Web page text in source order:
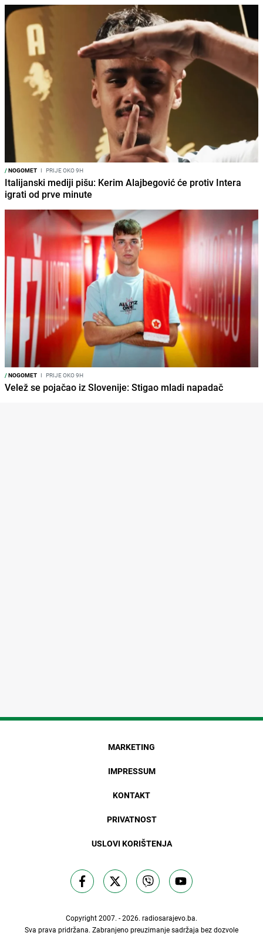
/NOGOMET I PRIJE OKO 9H
Italijanski mediji pišu: Kerim Alajbegović će protiv Intera
igrati od prve minute
/NOGOMET I PRIJE OKO 9H
Velež se pojačao iz Slovenije: Stigao mladi napadač
MARKETING
IMPRESSUM
KONTAKT
PRIVATNOST
USLOVI KORIŠTENJA
Copyright 2007. - 2026. radiosarajevo.ba.
Sva prava pridržana. Zabranjeno preuzimanje sadržaja bez dozvole